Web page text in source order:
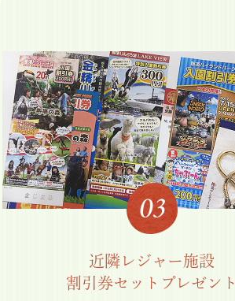
近隣レジャー施設
割引券セットプレゼント